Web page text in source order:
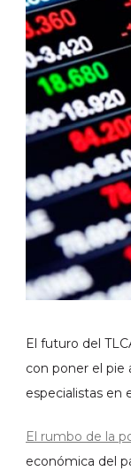
El futuro del
con poner el pie
especialistas en
El rumbo de la
económica del